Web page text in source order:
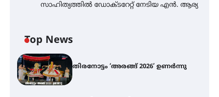
സാഹിത്യത്തിൽ ഡോക്ടറേറ്റ് നേടിയ എൻ. ആര്യ
Top News
തിരനോട്ടം ‘അരങ്ങ് 2026’ ഉണർന്നു